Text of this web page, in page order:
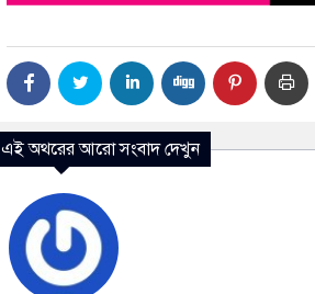
এই অথরের আরো সংবাদ দেখুন